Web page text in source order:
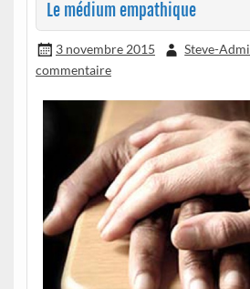
Le médium empathique
3 novembre 2015 Steve-
commentaire